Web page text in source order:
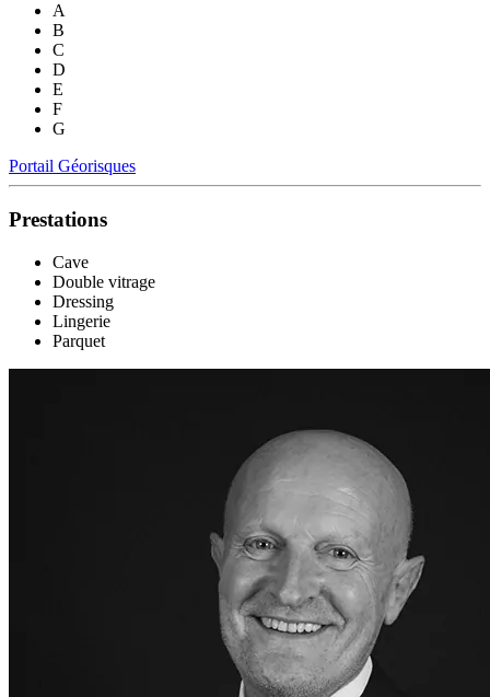
A
B
C
D
E
F
G
Portail Géorisques
Prestations
Cave
Double vitrage
Dressing
Lingerie
Parquet